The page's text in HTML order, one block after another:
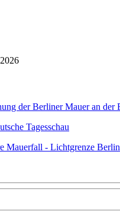
der Berliner Mauer an der
Tagesschau
Mauerfall - Lichtgrenze Berlin